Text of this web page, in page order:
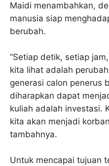
Maidi menambahkan,
manusia siap
berubah.
“Setiap detik, setiap
kita lihat adalah
generasi calon penerus
diharapkan dapat
kuliah adalah investasi.
kita akan menjadi
tambahnya.
Untuk mencapai tujuan